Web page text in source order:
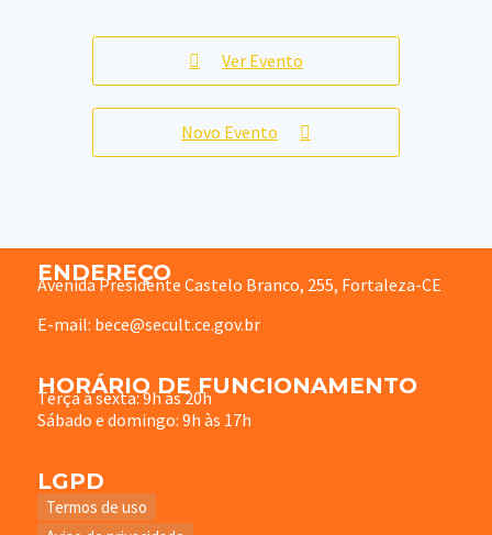
Ver Evento
Novo Evento
ENDEREÇO
Avenida Presidente Castelo Branco, 255, Fortaleza-CE
E-mail: bece@secult.ce.gov.br
HORÁRIO DE FUNCIONAMENTO
Terça à sexta: 9h às 20h
Sábado e domingo: 9h às 17h
LGPD
Termos de uso